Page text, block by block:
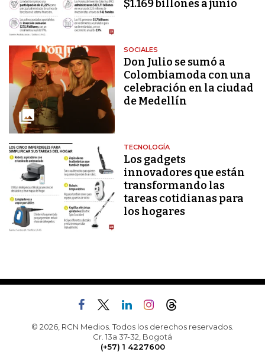
$1.169 billones a junio
SOCIALES
Don Julio se sumó a
Colombiamoda con una
celebración en la ciudad
de Medellín
TECNOLOGÍA
Los gadgets
innovadores que están
transformando las
tareas cotidianas para
los hogares
© 2026, RCN Medios. Todos los derechos reservados.
Cr. 13a 37-32, Bogotá
(+57) 1 4227600